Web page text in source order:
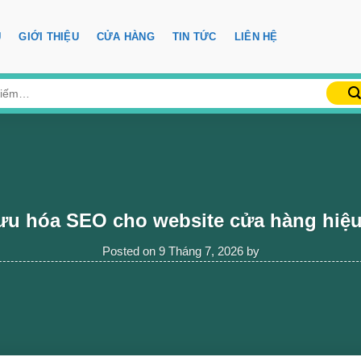
GIỚI THIỆU CỬA HÀNG TIN TỨC LIÊN HỆ
hóa SEO cho website cửa hàng
Posted on 9 Tháng 7, 2026by